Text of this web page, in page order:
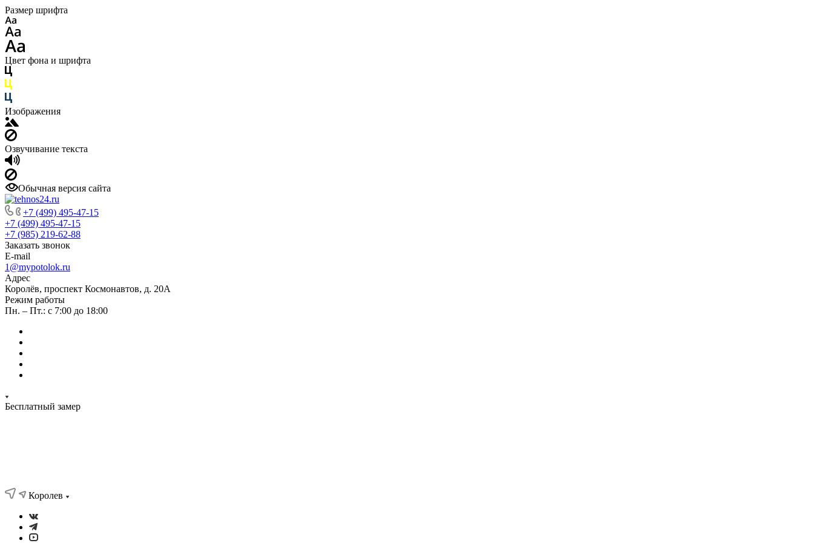
Размер шрифта
Цвет фона и шрифта
Изображения
Озвучивание текста
Обычная версия сайта
+7 (499) 495-47-15
+7 (499) 495-47-15
+7 (985) 219-62-88
Заказать звонок
E-mail
1@mypotolok.ru
Адрес
Королёв, проспект Космонавтов, д. 20А
Режим работы
Пн. – Пт.: с 7:00 до 18:00
Бесплатный замер
Королев